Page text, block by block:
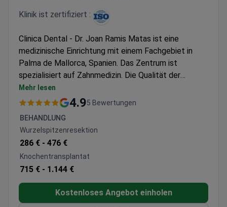
Klinik ist zertifiziert :
Clinica Dental - Dr. Joan Ramis Matas ist eine
medizinische Einrichtung mit einem Fachgebiet in
Palma de Mallorca, Spanien. Das Zentrum ist
spezialisiert auf Zahnmedizin. Die Qualität der
medizinischen Dienstleistungen und Behandlungen
wird von der International Organization for
Vereinigten Staaten, Kanada, Großbritannien und
anderen Ländern wählen Clinica Dental - Dr. Joan
Ramis Matas für die Gesundheitsversorgung.
Mehr lesen
4.95 Bewertungen
BEHANDLUNG
Wurzelspitzenresektion
286 € - 476 €
Knochentransplantat
715 € - 1.144 €
Kostenloses Angebot einholen